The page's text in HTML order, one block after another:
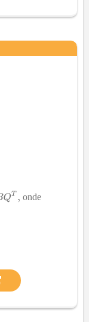
onde